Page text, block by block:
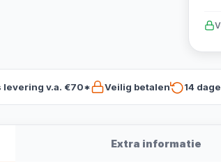
levering v.a. €70* Veilig betalen 14
Extra informatie